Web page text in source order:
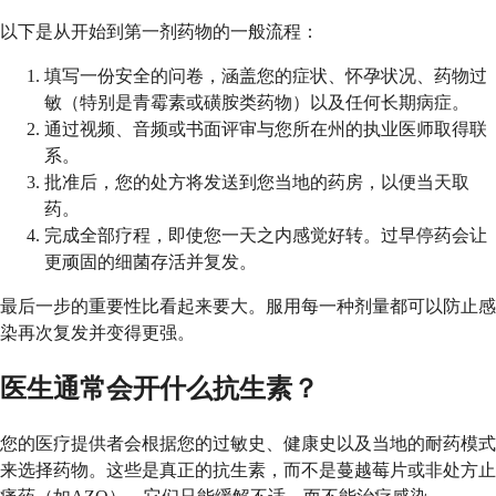
以下是从开始到第一剂药物的一般流程：
填写一份安全的问卷，涵盖您的症状、怀孕状况、药物过
敏（特别是青霉素或磺胺类药物）以及任何长期病症。
通过视频、音频或书面评审与您所在州的执业医师取得联
系。
批准后，您的处方将发送到您当地的药房，以便当天取
药。
完成全部疗程，即使您一天之内感觉好转。过早停药会让
更顽固的细菌存活并复发。
最后一步的重要性比看起来要大。服用每一种剂量都可以防止感
染再次复发并变得更强。
医生通常会开什么抗生素？
您的医疗提供者会根据您的过敏史、健康史以及当地的耐药模式
来选择药物。这些是真正的抗生素，而不是蔓越莓片或非处方止